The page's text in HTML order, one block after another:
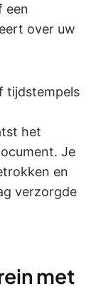
een
over uw
tijdstempels
het
Je
en
verzorgde
met